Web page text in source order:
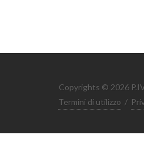
Copyrights © 2026
Termini di utilizzo /